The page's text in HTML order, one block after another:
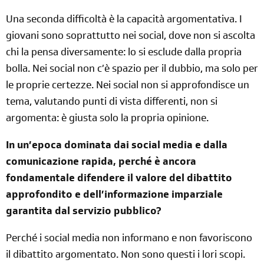
Una seconda difficoltà è la capacità argomentativa. I
giovani sono soprattutto nei social, dove non si ascolta
chi la pensa diversamente: lo si esclude dalla propria
bolla. Nei social non c’è spazio per il dubbio, ma solo per
le proprie certezze. Nei social non si approfondisce un
tema, valutando punti di vista differenti, non si
argomenta: è giusta solo la propria opinione.
In un’epoca dominata dai social media e dalla
comunicazione rapida, perché è ancora
fondamentale difendere il valore del dibattito
approfondito e dell’informazione imparziale
garantita dal servizio pubblico?
Perché i social media non informano e non favoriscono
il dibattito argomentato. Non sono questi i lori scopi.